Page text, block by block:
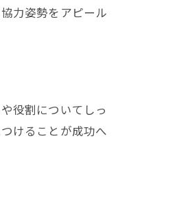
力姿勢をアピール
役割についてしっ
けることが成功へ